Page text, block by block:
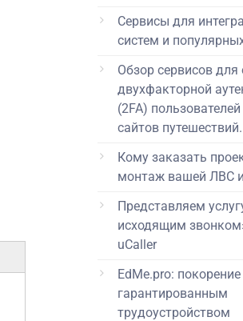
Сервисы для
систем и
Обзор сервисов для
двухфакторной
(2FA)
сайтов
Кому заказать
монтаж вашей ЛВС
Представляем
исходящим
uCaller
EdMe.pro:
гарантированным
трудоустройством